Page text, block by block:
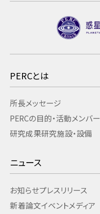
PERCとは
所長メッセージ
PERCの目的・活動メンバー
研究成果研究施設・設備
ニュース
お知らせプレスリリース
新着論文イベントメディア